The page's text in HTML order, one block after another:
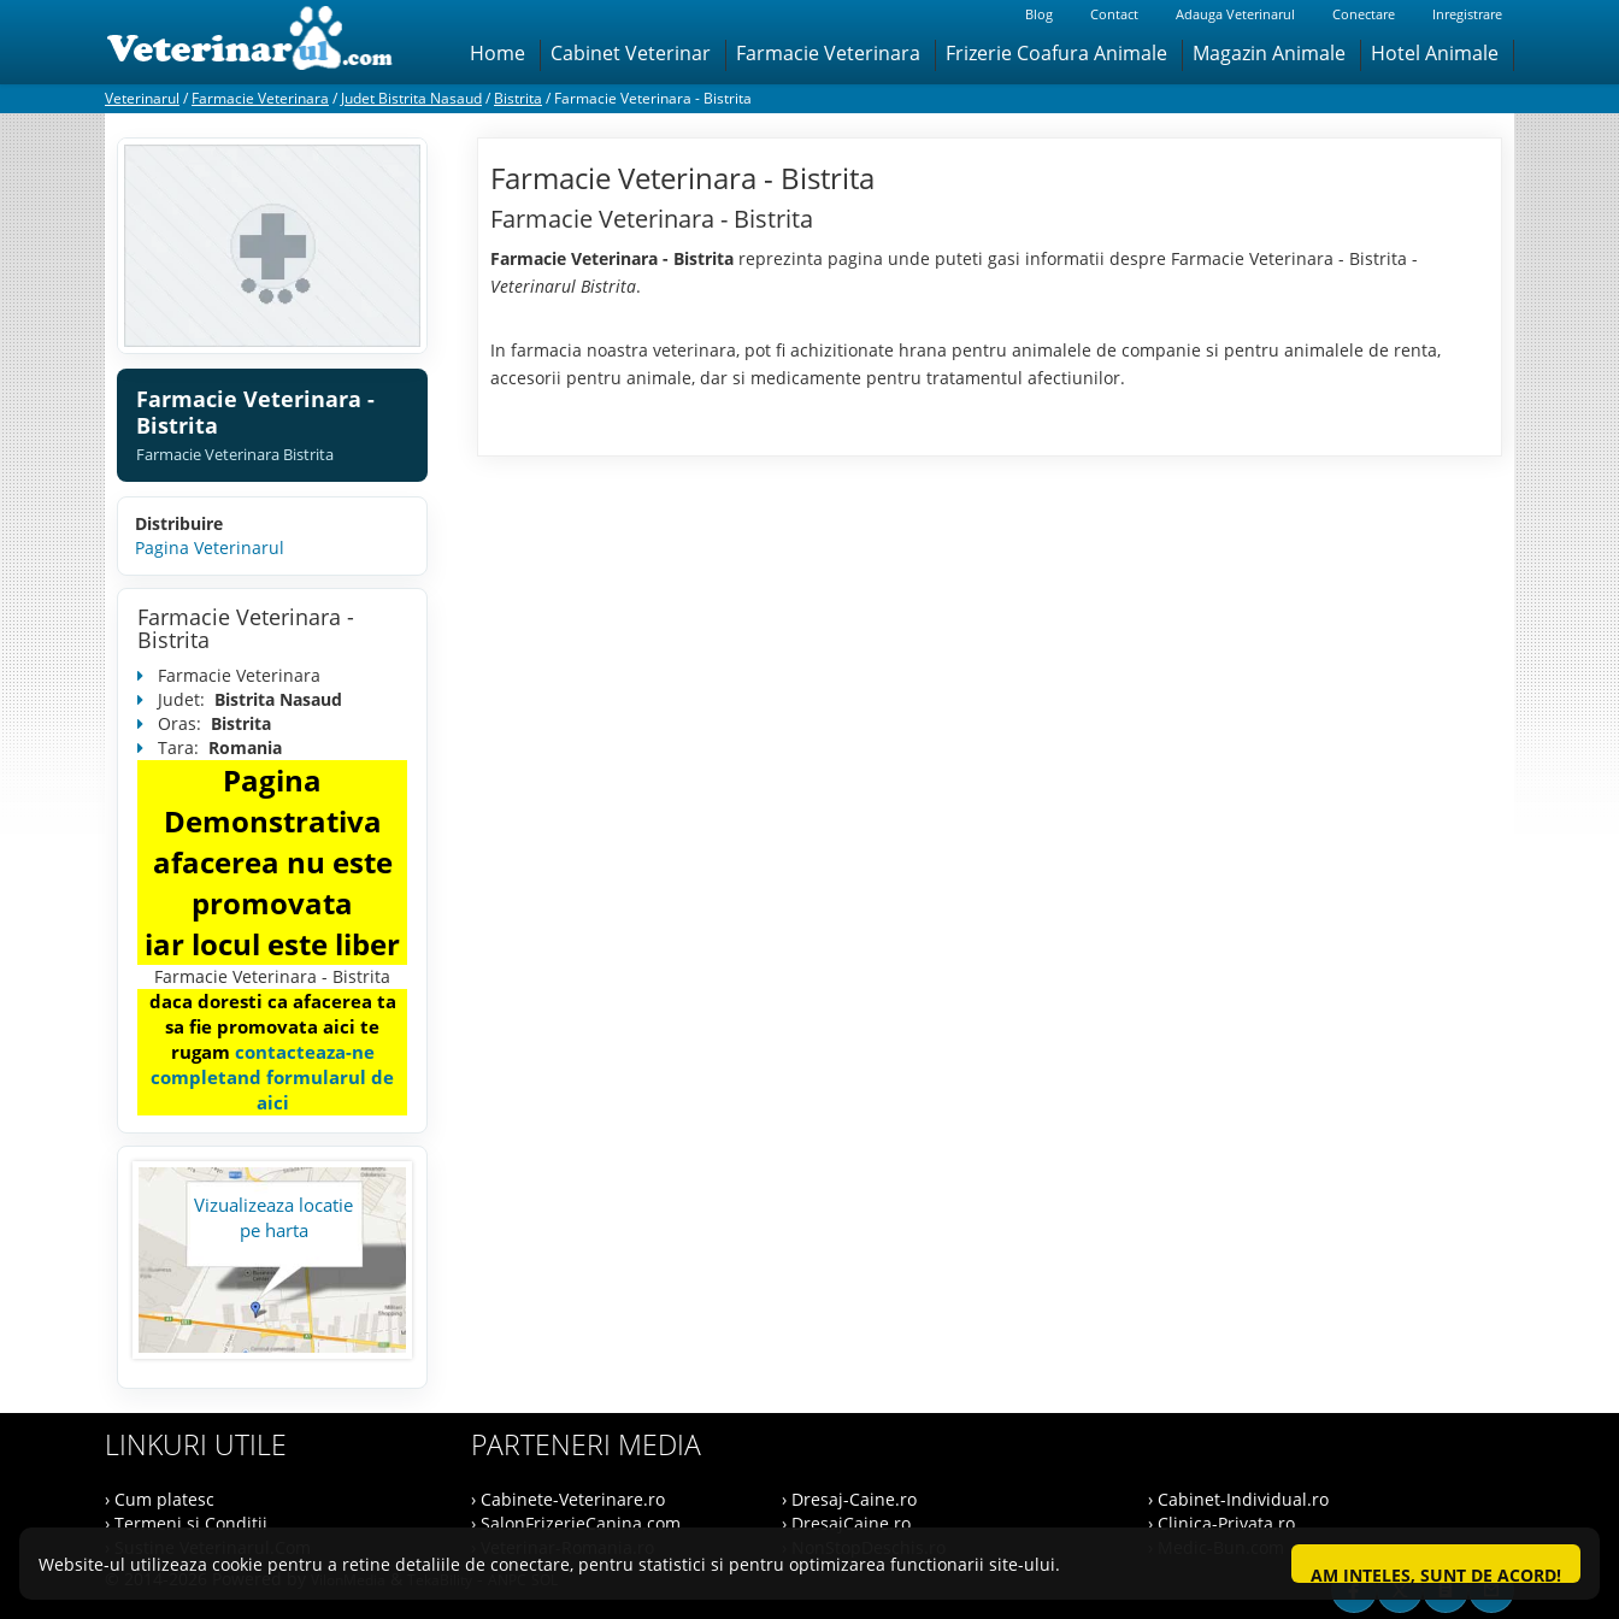
Blog Contact Adauga Veterinarul Conectare Inregistrare
Home Cabinet Veterinar Farmacie Veterinara Frizerie Coafura Animale Magazin Animale Hotel Animale
Veterinarul /Farmacie Veterinara /Judet Bistrita Nasaud/Bistrita /Farmacie Veterinara - Bistrita
Farmacie Veterinara -
Bistrita
Farmacie Veterinara Bistrita
Distribuire
Pagina Veterinarul
Farmacie Veterinara -
Bistrita
Farmacie Veterinara
Judet: Bistrita Nasaud
Oras: Bistrita
Tara: Romania
Pagina
Demonstrativa
afacerea nu este
promovata
iar locul este liber
Farmacie Veterinara - Bistrita
daca doresti ca afacerea ta
sa fie promovata aici te
rugam contacteaza-ne
completand formularul de
aici
Vizualizeaza locatie
pe harta
Farmacie Veterinara - Bistrita
Farmacie Veterinara - Bistrita
Farmacie Veterinara - Bistrita reprezinta pagina unde puteti gasi informatii despre Farmacie Veterinara - Bistrita -
Veterinarul Bistrita.
In farmacia noastra veterinara, pot fi achizitionate hrana pentru animalele de companie si pentru animalele de renta,
accesorii pentru animale, dar si medicamente pentru tratamentul afectiunilor.
LINKURI UTILE
› Cum platesc
› Termeni si Conditii
PARTENERI MEDIA
› Cabinete-Veterinare.ro
› SalonFrizerieCanina.com
› Dresaj-Caine.ro
› DresajCaine.ro
› Cabinet-Individual.ro
› Clinica-Privata.ro
© 2014-2026 Powered by
Website-ul utilizeaza cookie pentru a retine detaliile de conectare, pentru statistici si pentru optimizarea functionarii site-ului. AM INTELES, SUNT DE ACORD!